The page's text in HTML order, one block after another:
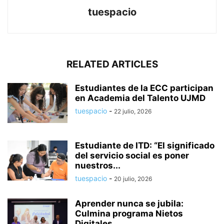
tuespacio
RELATED ARTICLES
Estudiantes de la ECC participan
en Academia del Talento UJMD
tuespacio - 22 julio, 2026
Estudiante de ITD: “El significado
del servicio social es poner
nuestros...
tuespacio - 20 julio, 2026
Aprender nunca se jubila:
Culmina programa Nietos